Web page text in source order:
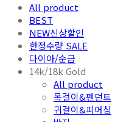
All product
BEST
NEW신상할인
한정수량 SALE
다이아/순금
14k/18k Gold
All product
목걸이&펜던트
귀걸이&피어싱